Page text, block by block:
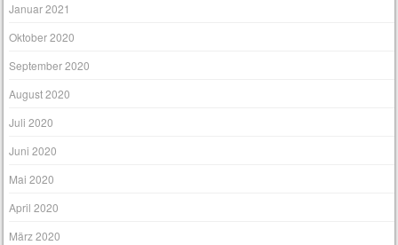
Januar 2021
Oktober 2020
September 2020
August 2020
Juli 2020
Juni 2020
Mai 2020
April 2020
März 2020